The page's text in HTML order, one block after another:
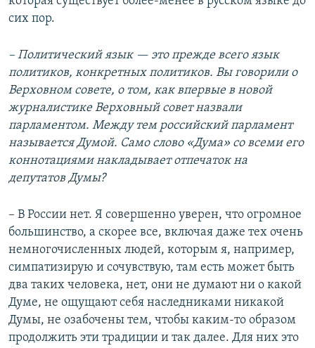
сих пор.
– Политический язык — это прежде всего язык
политиков, конкретных политиков. Вы говорили о
Верховном совете, о том, как впервые в новой
журналистике Верховный совет назвали
парламентом. Между тем российский парламент
называется Думой. Само слово «Дума» со всеми его
коннотациями накладывает отпечаток на
депутатов Думы?
– В России нет. Я совершенно уверен, что огромное
большинство, а скорее все, включая даже тех очень
немногочисленных людей, которым я, например,
симпатизирую и сочувствую, там есть может быть
два таких человека, нет, они не думают ни о какой
Думе, не ощущают себя наследниками никакой
Думы, не озабочены тем, чтобы каким-то образом
продолжить эти традиции и так далее. Для них это